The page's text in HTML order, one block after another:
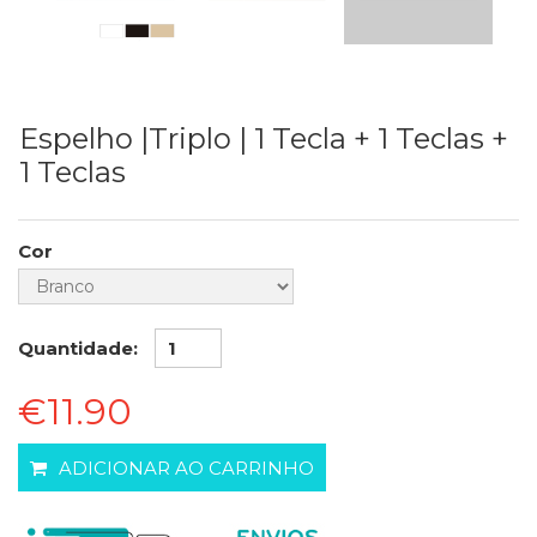
Espelho |Triplo | 1 Tecla + 1 Teclas +
1 Teclas
Cor
Quantidade:
€11.90
ADICIONAR AO CARRINHO